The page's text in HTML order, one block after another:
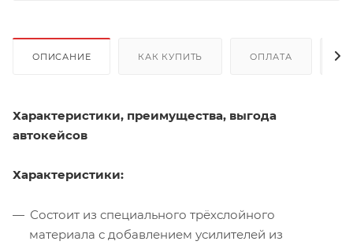
ОПИСАНИЕ КАК КУПИТЬ ОПЛАТА
Характеристики, преимущества, выгода
автокейсов
Характеристики:
Состоит из специального трёхслойного
материала с добавлением усилителей из